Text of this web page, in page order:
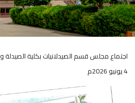
اجتماع مجلس قسم الصيدلانيات بكلية
4 يونيو 2026م